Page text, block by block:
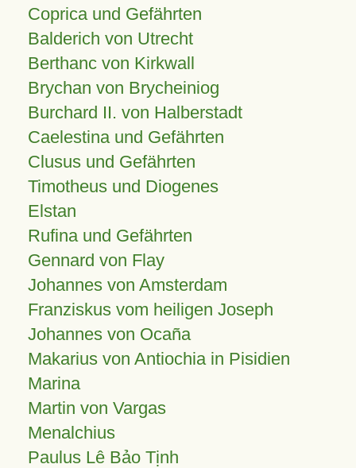
Coprica und Gefährten
Balderich von Utrecht
Berthanc von Kirkwall
Brychan von Brycheiniog
Burchard II. von Halberstadt
Caelestina und Gefährten
Clusus und Gefährten
Timotheus und Diogenes
Elstan
Rufina und Gefährten
Gennard von Flay
Johannes von Amsterdam
Franziskus vom heiligen Joseph
Johannes von Ocaña
Makarius von Antiochia in Pisidien
Marina
Martin von Vargas
Menalchius
Paulus Lê Bảo Tịnh